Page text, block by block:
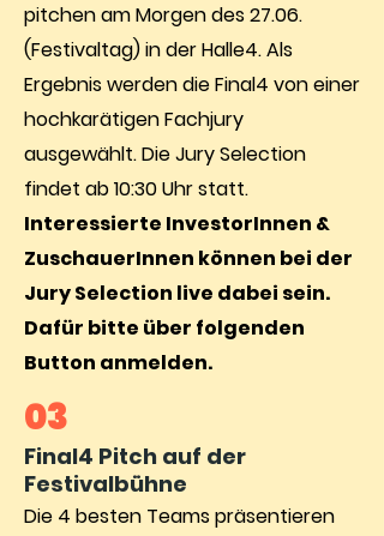
pitchen am Morgen des 27.06.
(Festivaltag) in der Halle4. Als
Ergebnis werden die Final4 von einer
hochkarätigen Fachjury
ausgewählt. Die Jury Selection
findet ab 10:30 Uhr statt.
Interessierte InvestorInnen &
ZuschauerInnen können bei der
Jury Selection live dabei sein.
Dafür bitte über folgenden
Button anmelden.
03
Final4 Pitch auf der
Festivalbühne
Die 4 besten Teams präsentieren